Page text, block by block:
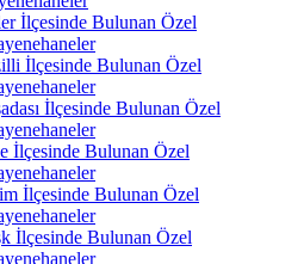
İlçesinde Bulunan Özel
İlçesinde Bulunan Özel
İlçesinde Bulunan Özel
İlçesinde Bulunan Özel
İlçesinde Bulunan Özel
İlçesinde Bulunan Özel